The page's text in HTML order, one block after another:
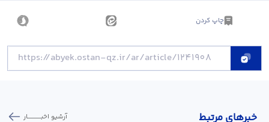
چاپ کردن
خبر‌های مرتبط آرشیو اخبـــــــــــار